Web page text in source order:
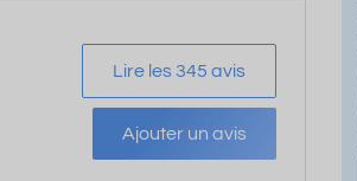
Lire les 345 avis
Ajouter un avis